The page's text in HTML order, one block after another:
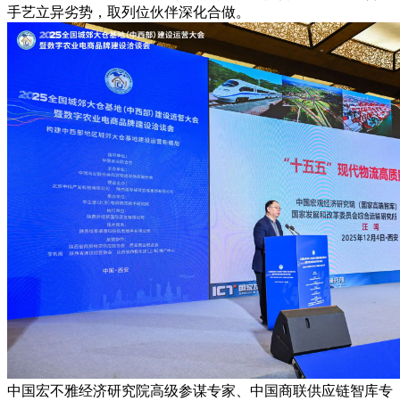
手艺立异劣势，取列位伙伴深化合做。
中国宏不雅经济研究院高级参谋专家、中国商联供应链智库专